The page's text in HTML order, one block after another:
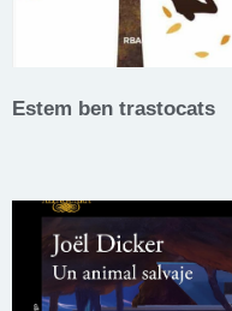
Estem ben trastocats